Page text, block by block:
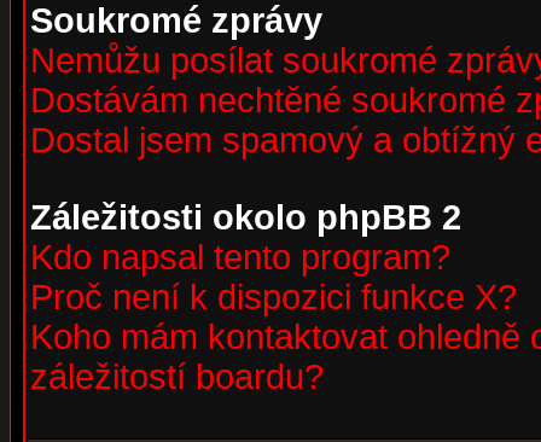
Soukromé zprávy
Nemůžu posílat soukromé
Dostávám nechtěné soukromé
Dostal jsem spamový a obtížný
Záležitosti okolo phpBB 2
Kdo napsal tento program?
Proč není k dispozici funkce X?
Koho mám kontaktovat
záležitostí boardu?